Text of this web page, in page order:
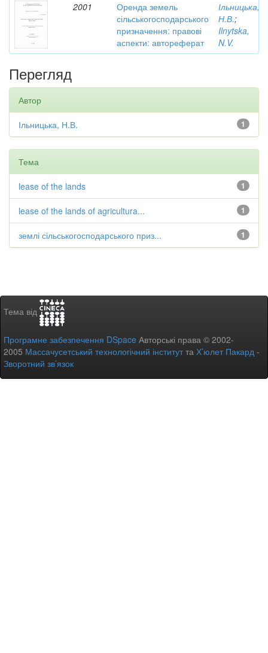
2001
Оренда земель
сільськогосподарського
призначення: правові
аспекти: автореферат
Ільницька,
Н.В.;
Ilnytska,
N.V.
Перегляд
Автор
1
Ільницька, Н.В.
Тема
1
lease of the lands
1
lease of the lands of agricultura...
1
землі сільськогосподарського приз...
Тема від
Програмне забезпечення DSpace Авторські права © 2002-
2005 Массачусетський технологічний інститутта Х’юлет Пакард -
Зворотний зв’язок